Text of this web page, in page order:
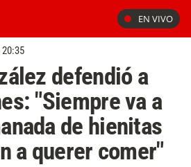
EN VIVO
20:35
defendió a
"Siempre va a
de hienitas
a querer comer"